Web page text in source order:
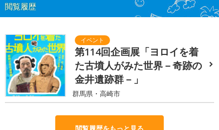
閲覧履歴
第114回企画展「ヨロイを着
た古墳人がみた世界－奇跡の
金井遺跡群－」
群馬県・高崎市